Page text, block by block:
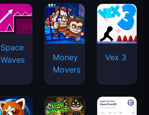
Space
Waves
Money
Movers
Vex 3